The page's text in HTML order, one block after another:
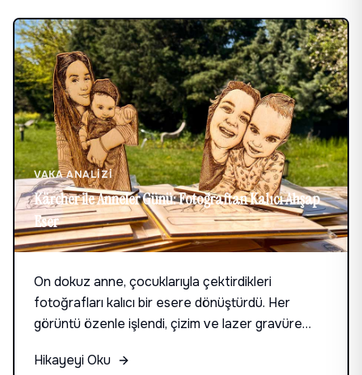
VAKA ANALIZI
Kärcher ile Anneler Günü: Fotoğraftan Kalıcı Ahşap
Eser
On dokuz anne, çocuklarıyla çektirdikleri
fotoğrafları kalıcı bir esere dönüştürdü. Her
görüntü özenle işlendi, çizim ve lazer gravüre
taşıma zarflarıyla teslim edildi.
Hikayeyi Oku